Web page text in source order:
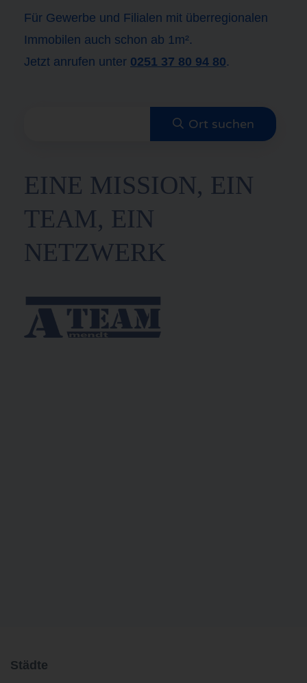
Für Gewerbe und Filialen mit überregionalen
Immobilen auch schon ab 1m².
Jetzt anrufen unter 0251 37 80 94 80.
EINE MISSION, EIN
TEAM, EIN
NETZWERK
Städte